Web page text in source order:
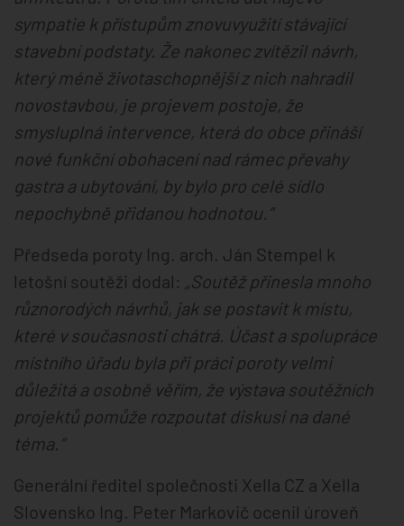
sympatie k přístupům znovuvyužití stávající
stavební podstaty. Že nakonec zvítězil návrh,
který méně životaschopnější z nich nahradil
novostavbou, je projevem postoje, že
smysluplná intervence, která do obce přináší
nové funkční obohacení nad rámec převahy
gastra a ubytování, by bylo pro celé sídlo
nepochybně přidanou hodnotou.“
Předseda poroty Ing. arch. Ján Stempel k
letošní soutěži dodal: „Soutěž přinesla mnoho
různorodých návrhů, jak se postavit k místu,
které v současnosti chátrá. Účast a spolupráce
místního úřadu byla při práci poroty velmi
důležitá a osobně věřím, že výstava soutěžních
projektů pomůže rozpoutat diskusi na dané
téma.“
Generální ředitel společnosti Xella CZ a Xella
Slovensko Ing. Peter Markovič ocenil úroveň